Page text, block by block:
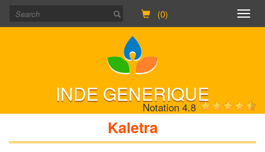
(0)
INDE GENERIQUE
Kaletra
Notation 4.8